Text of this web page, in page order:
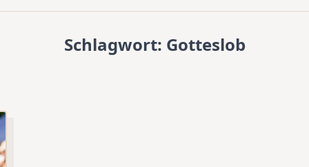
Schlagwort: Gotteslob